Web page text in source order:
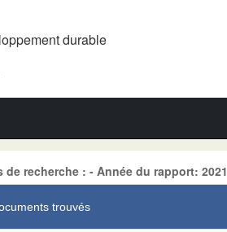
durable
de recherche : - Année du rapport: 2021
trouvés